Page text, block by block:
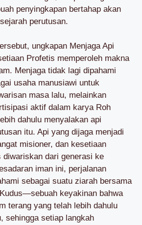
penyingkapan bertahap akan
perutusan.
ungkapan Menjaga Api
Profetis memperoleh makna
Menjaga tidak lagi dipahami
usaha manusiawi untuk
masa lalu, melainkan
aktif dalam karya Roh
dahulu menyalakan api
itu. Api yang dijaga menjadi
misioner, dan kesetiaan
diwariskan dari generasi ke
iman ini, perjalanan
sebagai suatu ziarah bersama
keyakinan bahwa
terang yang telah lebih dahulu
sehingga setiap langkah